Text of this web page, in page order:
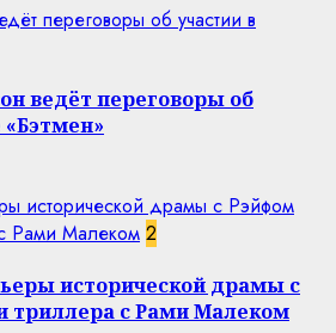
переговоры об участии в
ведёт переговоры об
«Бэтмен»
исторической драмы с Рэйфом
Рами Малеком 2
исторической драмы с
триллера с Рами Малеком